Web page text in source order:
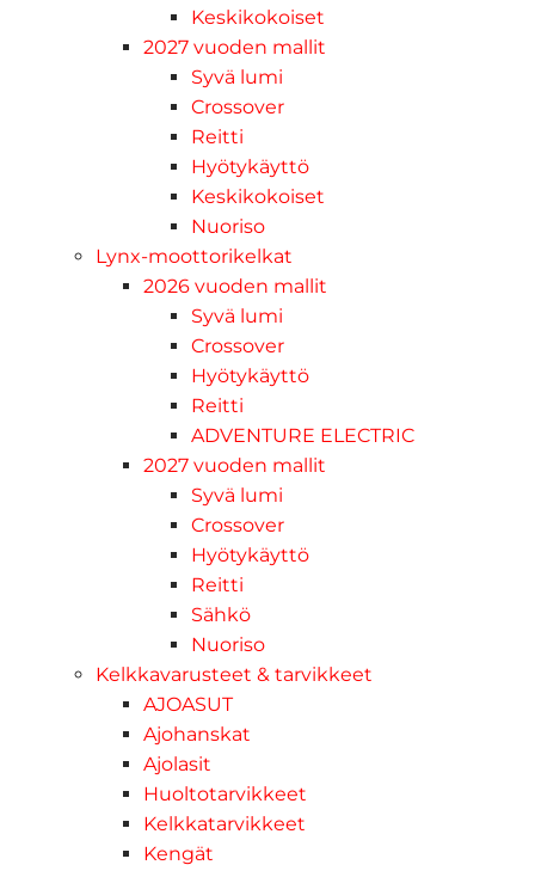
Keskikokoiset
2027 vuoden mallit
Syvä lumi
Crossover
Reitti
Hyötykäyttö
Keskikokoiset
Nuoriso
Lynx-moottorikelkat
2026 vuoden mallit
Syvä lumi
Crossover
Hyötykäyttö
Reitti
ADVENTURE ELECTRIC
2027 vuoden mallit
Syvä lumi
Crossover
Hyötykäyttö
Reitti
Sähkö
Nuoriso
Kelkkavarusteet & tarvikkeet
AJOASUT
Ajohanskat
Ajolasit
Huoltotarvikkeet
Kelkkatarvikkeet
Kengät